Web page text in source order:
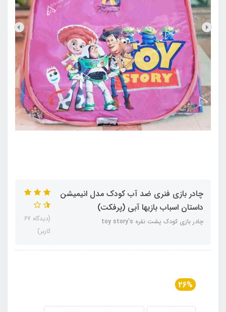
چادر بازی فنری ضد آب کودک مدل انیمیشن
داستان اسباب بازیها آبی (پرفکت)
چادر بازی کودک پشت نقره toy story's
(دیدگاه 67
کاربر)
26%